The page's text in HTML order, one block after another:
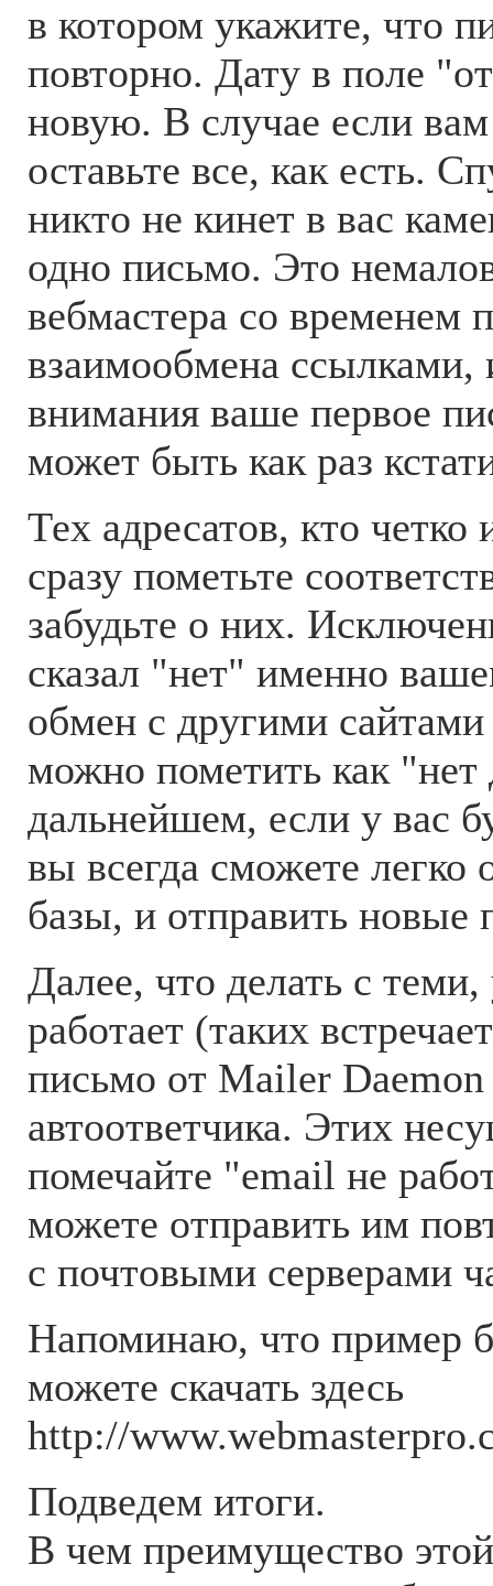
в котором укажите, что
повторно. Дату в поле
новую. В случае если
оставьте все, как есть.
никто не кинет в вас
одно письмо. Это
вебмастера со временем
взаимообмена ссылками,
внимания ваше первое
может быть как раз
Тех адресатов, кто
сразу пометьте
забудьте о них.
сказал "нет" именно
обмен с другими
можно пометить как
дальнейшем, если у вас
вы всегда сможете легко
базы, и отправить новые
Далее, что делать с
работает (таких
письмо от Mailer Daemon
автоответчика. Этих
помечайте "email не
можете отправить им
с почтовыми серверами
Напоминаю, что пример
можете скачать здесь
http://
Подведем итоги.
В чем преимущество